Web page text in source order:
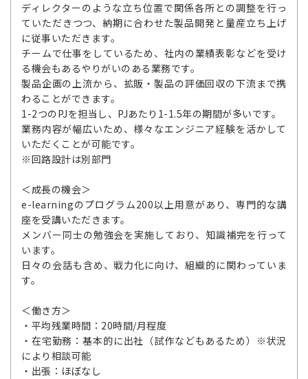
ディレクターのような立ち位置で関係各所との調整を行っ
ていただきつつ、納期に合わせた製品開発と量産立ち上げ
に従事いただきます。
チームで仕事をしているため、社内の業績表彰などを受け
る機会もあるやりがいのある業務です。
製品企画の上流から、拡販・製品の評価回収の下流まで携
わることができます。
1-2つのPJを担当し、PJあたり1-1.5年の期間が多いです。
業務内容が幅広いため、様々なエンジニア経験を活かして
いただくことが可能です。
※回路設計は別部門
＜成長の機会＞
e-learningのプログラム200以上用意があり、専門的な講
座を受講いただきます。
メンバー同士の勉強会を実施しており、知識補完を行って
います。
日々の会話も含め、戦力化に向け、組織的に関わっていま
す。
＜働き方＞
・平均残業時間：20時間/月程度
・在宅勤務：基本的に出社（試作などもあるため）※状況
により相談可能
・出張：ほぼなし